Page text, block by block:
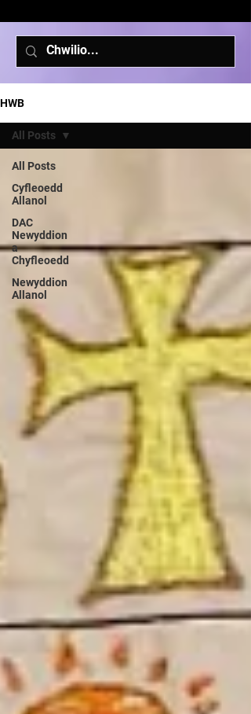
HWB
All Posts
Cyfleoedd
Allanol
DAC
Newyddion
a
Chyfleoedd
Newyddion
Allanol
All Posts